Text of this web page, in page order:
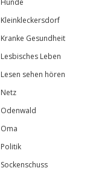
Hunde
Kleinkleckersdorf
Kranke Gesundheit
Lesbisches Leben
Lesen sehen hören
Netz
Odenwald
Oma
Politik
Sockenschuss